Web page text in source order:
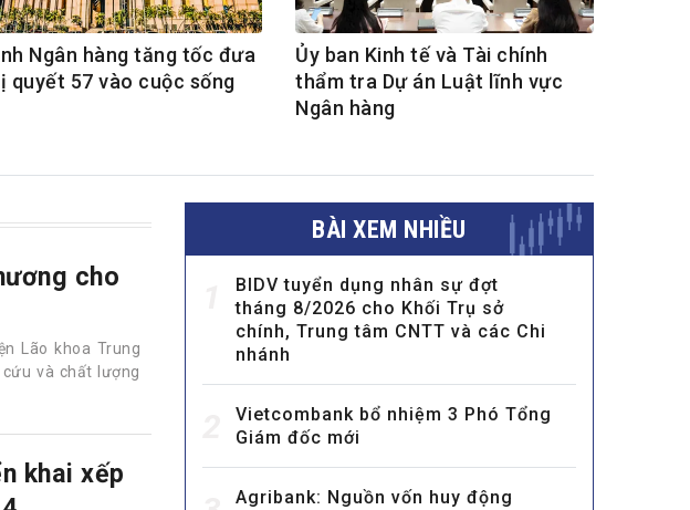
Ngân hàng tăng tốc đưa
quyết 57 vào cuộc sống
Ủy ban Kinh tế và Tài chính
thẩm tra Dự án Luật lĩnh vực
Ngân hàng
cho
Lão khoa Trung
và chất lượng
khai xếp
BÀI XEM NHIỀU
BIDV tuyển dụng nhân sự đợt
tháng 8/2026 cho Khối Trụ sở
chính, Trung tâm CNTT và các Chi
nhánh
Vietcombank bổ nhiệm 3 Phó Tổng
Giám đốc mới
Agribank: Nguồn vốn huy động